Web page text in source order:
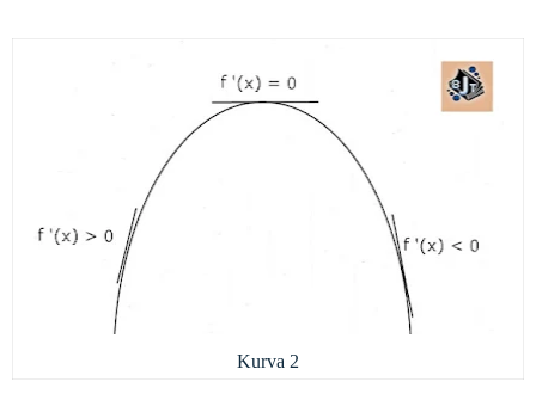
Kurva 2